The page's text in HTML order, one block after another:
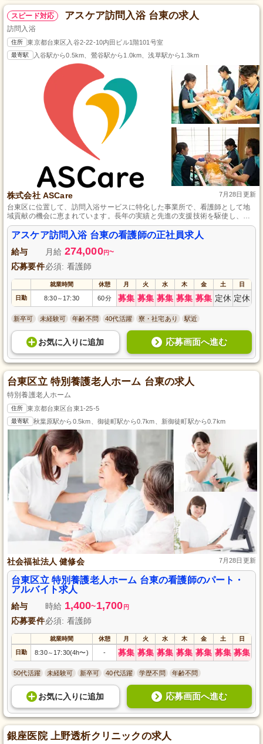
スピード対応 アスケア訪問入浴 台東の求人
訪問入浴
住所 東京都台東区入谷2-22-10内田ビル1階101号室
最寄駅 入谷駅から0.5km、鶯谷駅から1.0km、浅草駅から1.3km
株式会社 ASCare 7月28日更新
台東区に位置して、訪問入浴サービスに特化した事業所で、看護師として地
域貢献の機会に恵まれています。長年の実績と先進の支援技術を駆使し、ス
タッフの負担軽減とお客様への高品質なサービス提供のバランスを大切にし
ています。チームワークを前提にスキルアップの支援が充実しており、安心
してキャリアを積むことができます。
アスケア訪問入浴 台東の看護師の正社員求人
給与 月給 274,000円~
応募要件必須: 看護師
就業時間 休憩 月 火 水 木 金 土 日
日勤 8:30～ 17:30 60分 募集 募集 募集 募集 募集 定休 定休
新卒可 未経験可 年齢不問 40代活躍 寮・社宅あり 駅近
お気に入り に追加 応募画面へ進む
台東区立 特別養護老人ホーム 台東の求人
特別養護老人ホーム
住所 東京都台東区台東1-25-5
最寄駅 秋葉原駅から0.5km、御徒町駅から0.7km、新御徒町駅から0.7km
社会福祉法人 健修会 7月28日更新
台東区立 特別養護老人ホーム 台東の看護師のパート・
アルバイト求人
給与 時給 1,400~1,700 円
応募要件必須: 看護師
就業時間 休憩 月 火 水 木 金 土 日
日勤 8:30～ 17:30(4h〜) - 募集 募集 募集 募集 募集 募集 募集
50代活躍 未経験可 新卒可 40代活躍 学歴不問 年齢不問
お気に入り に追加 応募画面へ進む
銀座医院 上野透析クリニックの求人